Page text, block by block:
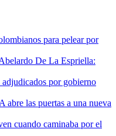
para pelear por
De La Espriella:
por gobierno
las puertas a una nueva
cuando caminaba por el